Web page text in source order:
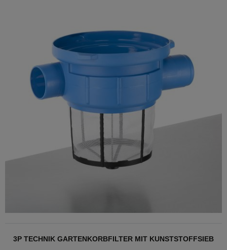
3P TECHNIK GARTENKORBFILTER MIT KUNSTSTOFFSIEB